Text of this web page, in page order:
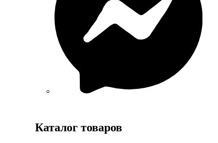
Каталог товаров